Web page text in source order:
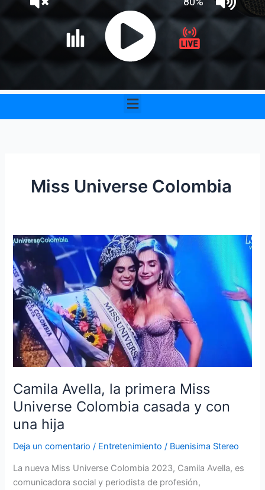
Menu
Miss Universe Colombia
Camila Avella, la primera Miss
Universe Colombia casada y con
una hija
Deja un comentario / Entretenimiento / Buenisima Stereo
La nueva Miss Universe Colombia 2023, Camila Avella, es
comunicadora social y periodista de profesión,
Camila
Avella,
la
primera
Miss
Universe
Colombia
casada
y
con
una
hija